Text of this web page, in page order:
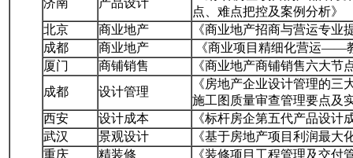
济南
产品设计
点、难点把控及案例分析》
北京
商业地产
《商业地产招商与营运专业
成都
商业地产
《商业项目精细化营运——
厦门
商铺销售
《商业地产商铺销售六大节
成都
设计管理
《房地产企业设计管理的
施工图质量审查管理要点及
西安
设计成本
《标杆房企第五代产品设计
武汉
景观设计
《基于房地产项目利润最大
重庆
精装修 《装修项目工程管理及交付